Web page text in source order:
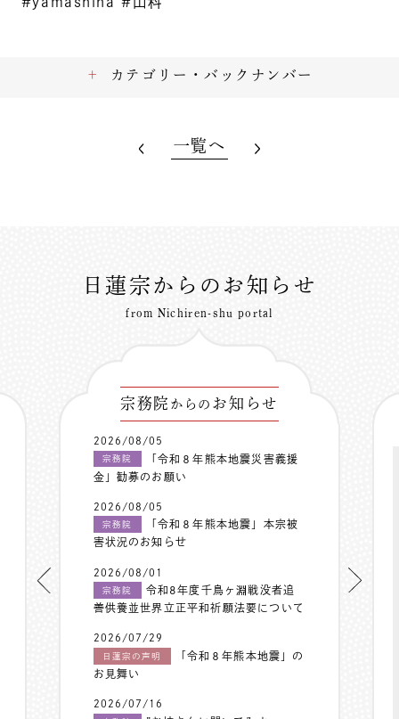
カテゴリー・バックナンバー
一覧へ
日蓮宗からのお知らせ
from Nichiren-shu portal
宗務院 からの お知らせ
2026/08/05
宗務院
「令和８年熊本地震災害義援
金」勧募のお願い
2026/08/05
宗務院
「令和８年熊本地震」本宗被
害状況のお知らせ
2026/08/01
宗務院
令和8年度千鳥ヶ淵戦没者追
善供養並世界立正平和祈願法要について
2026/07/29
日蓮宗の声明
「令和８年熊本地震」の
お見舞い
2026/07/16